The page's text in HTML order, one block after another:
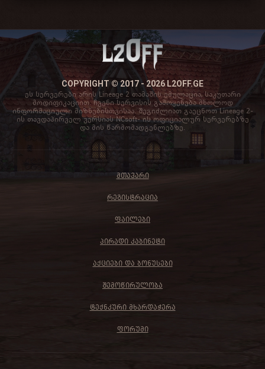
COPYRIGHT © 2017 - 2026 L2OFF.GE
ეს სერვერები არის Lineage 2 თამაშის ემულაცია, საკუთარი
მოდიფიკაციით. ჩვენი სერვისის გამოყენება მხოლოდ
ინფორმაციული მიზნებისთვისაა. შეგიძლიათ გაეცნოთ Lineage 2-
ის თავდაპირველ ვერსიას NCsoft- ის ოფიციალურ სერვერებზე
და მის წარმომადგენლებზე.
ᲛᲗᲐᲕᲐᲠᲘ
ᲠᲔᲒᲘᲡᲢᲠᲐᲪᲘᲐ
ᲤᲐᲘᲚᲔᲑᲘ
ᲞᲘᲠᲐᲓᲘ ᲙᲐᲑᲘᲜᲔᲢᲘ
ᲐᲥᲪᲘᲔᲑᲘ ᲓᲐ ᲑᲝᲜᲣᲡᲔᲑᲘ
ᲨᲔᲛᲝᲬᲘᲠᲣᲚᲝᲑᲐ
ᲢᲔᲥᲜᲙᲣᲠᲘ ᲛᲮᲐᲠᲓᲐᲭᲔᲠᲐ
ᲤᲝᲠᲣᲛᲘ